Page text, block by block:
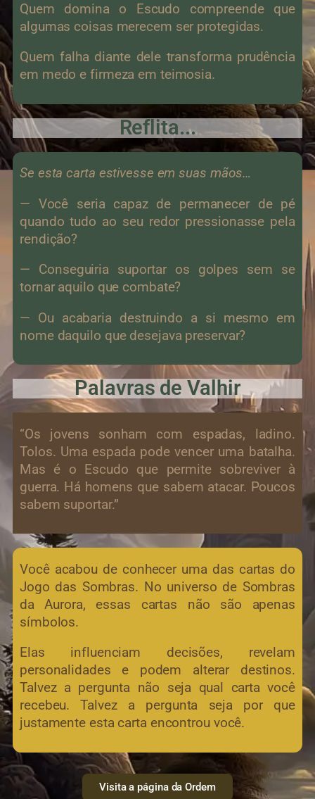
Quem domina o Escudo compreende que
algumas coisas merecem ser protegidas.
Quem falha diante dele transforma prudência
em medo e firmeza em teimosia.
Reflita...
Se esta carta estivesse em suas mãos…
— Você seria capaz de permanecer de pé
quando tudo ao seu redor pressionasse pela
rendição?
— Conseguiria suportar os golpes sem se
tornar aquilo que combate?
— Ou acabaria destruindo a si mesmo em
nome daquilo que desejava preservar?
Palavras de Valhir
“Os jovens sonham com espadas, ladino.
Tolos. Uma espada pode vencer uma batalha.
Mas é o Escudo que permite sobreviver à
guerra. Há homens que sabem atacar. Poucos
sabem suportar.”
Você acabou de conhecer uma das cartas do
Jogo das Sombras. No universo de Sombras
da Aurora, essas cartas não são apenas
símbolos.
Elas influenciam decisões, revelam
personalidades e podem alterar destinos.
Talvez a pergunta não seja qual carta você
recebeu. Talvez a pergunta seja por que
justamente esta carta encontrou você.
Visita a página da Ordem